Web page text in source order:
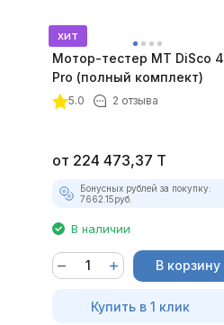
хит
Мотор-тестер MT DiSco 4
Pro (полный комплект)
5.0 2 отзыва
от 224 473,37 T
Бонусных рублей за покупку:
7662.15руб.
В наличии
В корзину
Купить в 1 клик